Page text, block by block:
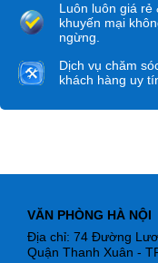
Luôn luôn giá rẻ
khuyến mại
ngừng.
Dịch vụ chăm
khách hàng uy
VĂN PHÒNG HÀ NỘI
Địa chỉ: 74 Đường
Quận Thanh Xuân -